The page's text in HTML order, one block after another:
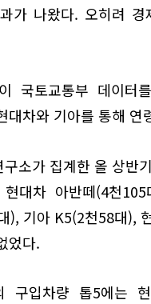
가 나왔다. 오히려
국토교통부 데이터
대차와 기아를 통해 연
구소가 집계한 올 상반
대차 아반떼(4천
), 기아 K5(2천58대),
었다.
구입차량 톱5에는